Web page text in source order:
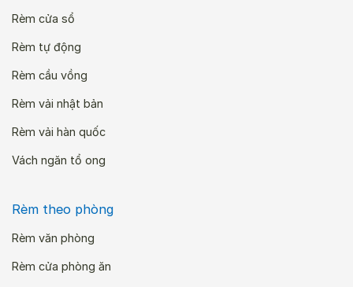
Rèm cửa sổ
Rèm tự động
Rèm cầu vồng
Rèm vải nhật bản
Rèm vải hàn quốc
Vách ngăn tổ ong
Rèm theo phòng
Rèm văn phòng
Rèm cửa phòng ăn